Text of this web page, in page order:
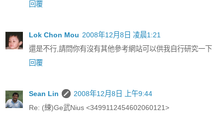
回覆
Lok Chon Mou 2008年12月8日 凌晨1:21
還是不行,請問你有沒有其他參考網站可以供我自行研究一下
回覆
Sean Lin
2008年12月8日 上午9:44
Re: (練)Ge武Nius <3499112454602060121>